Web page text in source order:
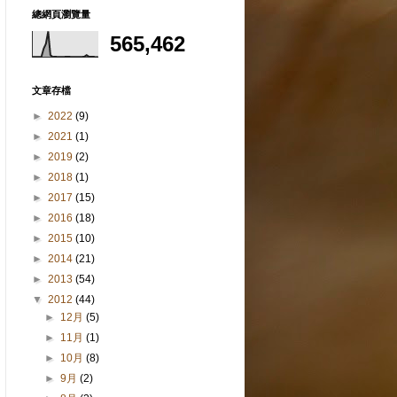
總網頁瀏覽量
565,462
文章存檔
► 2022 (9)
► 2021 (1)
► 2019 (2)
► 2018 (1)
► 2017 (15)
► 2016 (18)
► 2015 (10)
► 2014 (21)
► 2013 (54)
▼ 2012 (44)
► 12月(5)
► 11月(1)
► 10月(8)
►9月(2)